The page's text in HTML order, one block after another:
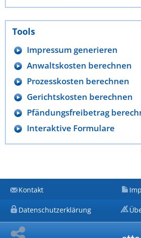
Tools
Impressum generieren
Anwaltskosten berechnen
Prozesskosten berechnen
Gerichtskosten berechnen
Pfändungsfreibetrag
Interaktive Formulare
Kontakt
Datenschutzerklärung